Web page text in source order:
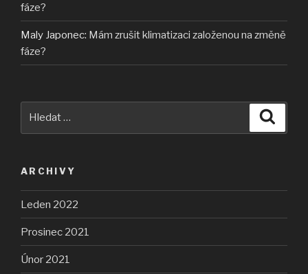
fáze?
Maly Japonec: Mám zrušit klimatizaci založenou na změně
fáze?
ARCHIVY
Leden 2022
Prosinec 2021
Únor 2021